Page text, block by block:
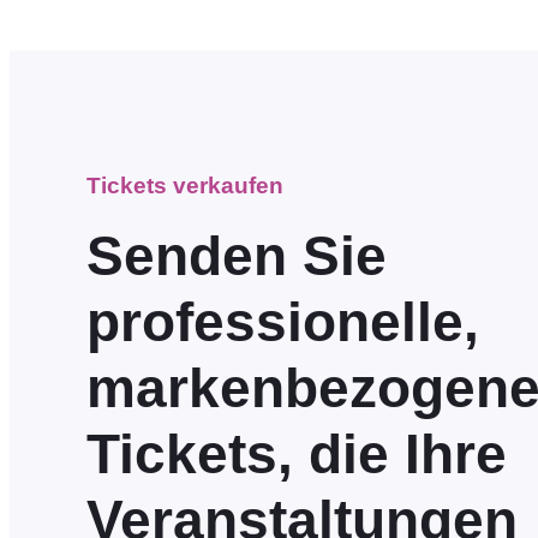
Tickets verkaufen
Senden Sie
professionelle,
Tickets, die Ihre
Veranstaltungen